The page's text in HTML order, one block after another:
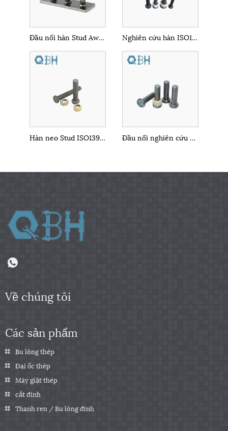
Đầu nối hàn Stud Aws D1.1 Nghiên cứu hàn ISO13918
Hàn neo Stud ISO13918 Đầu nối nghiên cứu cắt SD ISO13918
Về chúng tôi
Các sản phẩm
Bu lông thép
Đai ốc thép
Máy giặt thép
cắt đinh
Thanh ren / Bu lông đinh